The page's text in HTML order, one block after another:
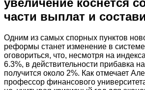
увеличение коснется
части выплат и
Одним из самых спорных пунктов
реформы станет изменение в
оговориться, что, несмотря на
6.3%, в действительности прибавка
получится около 2%. Как отмечает
профессор финансового